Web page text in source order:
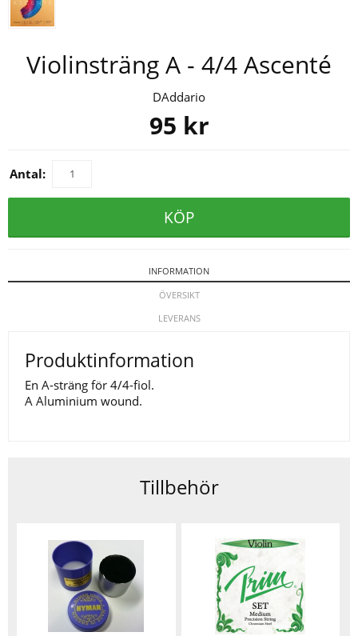
Violinsträng A - 4/4 Ascenté
DAddario
95 kr
Antal:
KÖP
INFORMATION
ÖVERSIKT
LEVERANS
Produktinformation
En A-sträng för 4/4-fiol.
A Aluminium wound.
Tillbehör